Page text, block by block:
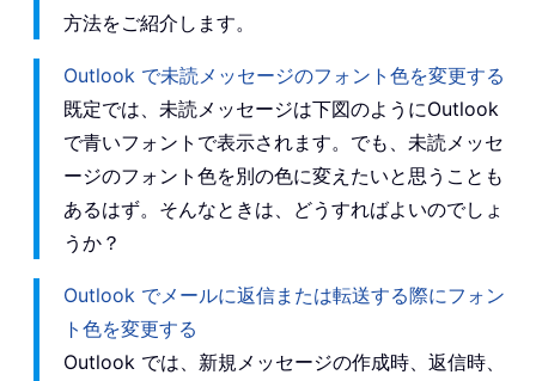
方法をご紹介します。
Outlook で未読メッセージのフォント色を変更する
既定では、未読メッセージは下図のようにOutlook
で青いフォントで表示されます。でも、未読メッセ
ージのフォント色を別の色に変えたいと思うことも
あるはず。そんなときは、どうすればよいのでしょ
うか？
Outlook でメールに返信または転送する際にフォン
ト色を変更する
Outlook では、新規メッセージの作成時、返信時、